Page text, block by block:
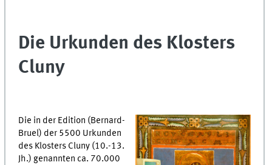
Die Urkunden des Klosters
Cluny
Die in der Edition (Bernard-
Bruel) der 5500 Urkunden
des Klosters Cluny (10.-13.
Jh.) genannten ca. 70.000